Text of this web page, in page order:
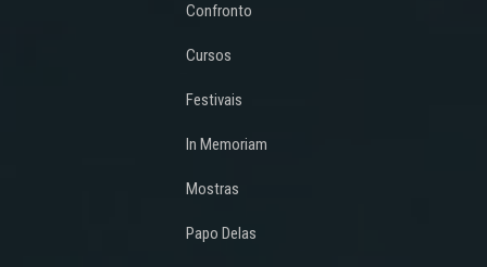
Confronto
Cursos
Festivais
In Memoriam
Mostras
Papo Delas